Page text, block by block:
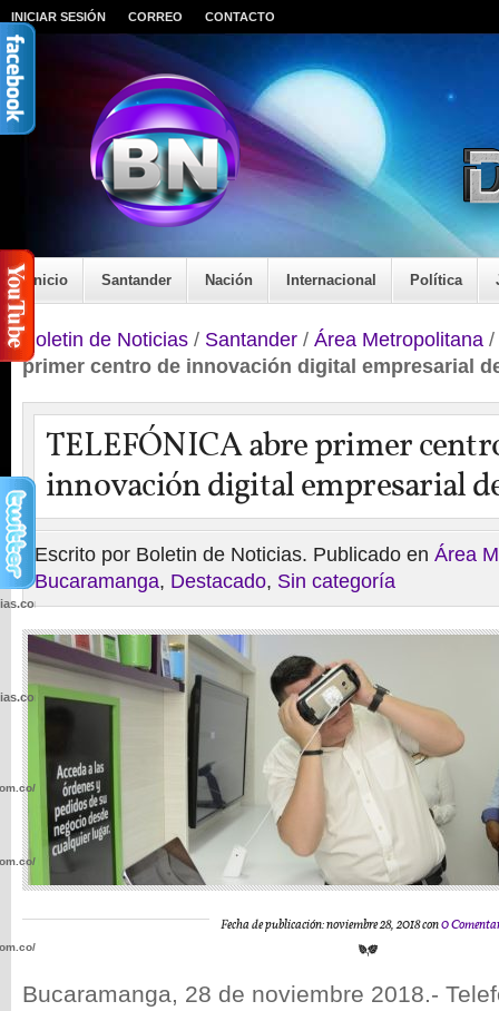
INICIAR SESIÓN CORREO CONTACTO
Inicio Santander Nación Internacional Política
Boletin de Noticias / Santander / Área Metropolitana /
primer centro de innovación digital empresarial
TELEFÓNICA abre primer
innovación digital empresarial
Escrito por Boletin de Noticias. Publicado en Área
Bucaramanga, Destacado, Sin categoría
Fecha de publicación: noviembre 28, 2018 con0
Bucaramanga, 28 de noviembre 2018.-
wp-
wp-
wp-
wp-
wp-